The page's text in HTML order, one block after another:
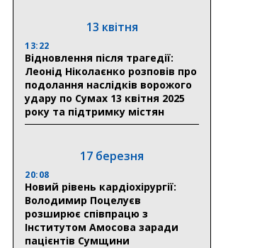
13 квітня
13:22
Відновлення після трагедії:
Леонід Ніколаєнко розповів про
подолання наслідків ворожого
удару по Сумах 13 квітня 2025
року та підтримку містян
17 березня
20:08
Новий рівень кардіохірургії:
Володимир Поцелуєв
розширює співпрацю з
Інститутом Амосова заради
пацієнтів Сумщини